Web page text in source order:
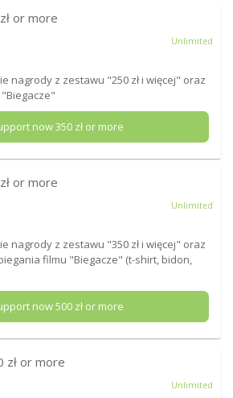
zł or more
Unlimited
nagrody z zestawu "250 zł i więcej" oraz
now350zł or more
zł or more
Unlimited
nagrody z zestawu "350 zł i więcej" oraz
filmu "Biegacze" (t-shirt, bidon,
now500zł or more
zł or more
Unlimited